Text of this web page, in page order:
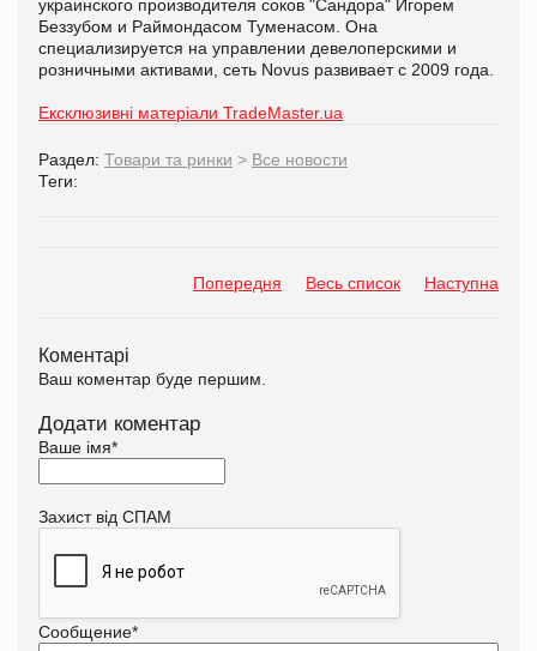
украинского производителя соков "Сандора" Игорем
Беззубом и Раймондасом Туменасом. Она
специализируется на управлении девелоперскими и
розничными активами, сеть Novus развивает с 2009 года.
Ексклюзивні матеріали TradeMaster.ua
Раздел: Товари та ринки > Все новости
Теги:
Попередня Весь список Наступна
Коментарі
Ваш коментар буде першим.
Додати коментар
Ваше імя*
Захист від СПАМ
Сообщение*